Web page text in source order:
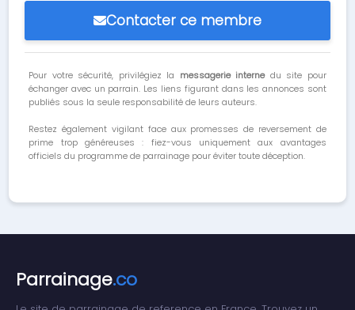
Contacter ce membre
Pour votre sécurité, privilégiez la messagerie internedu site pour
échanger avec un parrain. Les liens figurant dans les annonces sont
publiés sous la seule responsabilité de leurs auteurs.
Restez également vigilant face aux promesses de reversement de
prime trop généreuses : fiez-vous uniquement aux avantages
officiels du programme de parrainage pour éviter toute déception.
Parrainage.co